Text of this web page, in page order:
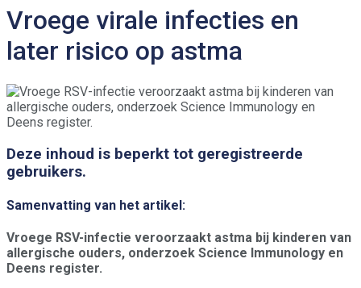
Vroege virale infecties en
later risico op astma
Deze inhoud is beperkt tot geregistreerde
gebruikers.
Samenvatting van het artikel:
Vroege RSV-infectie veroorzaakt astma bij kinderen van
allergische ouders, onderzoek Science Immunology en
Deens register.